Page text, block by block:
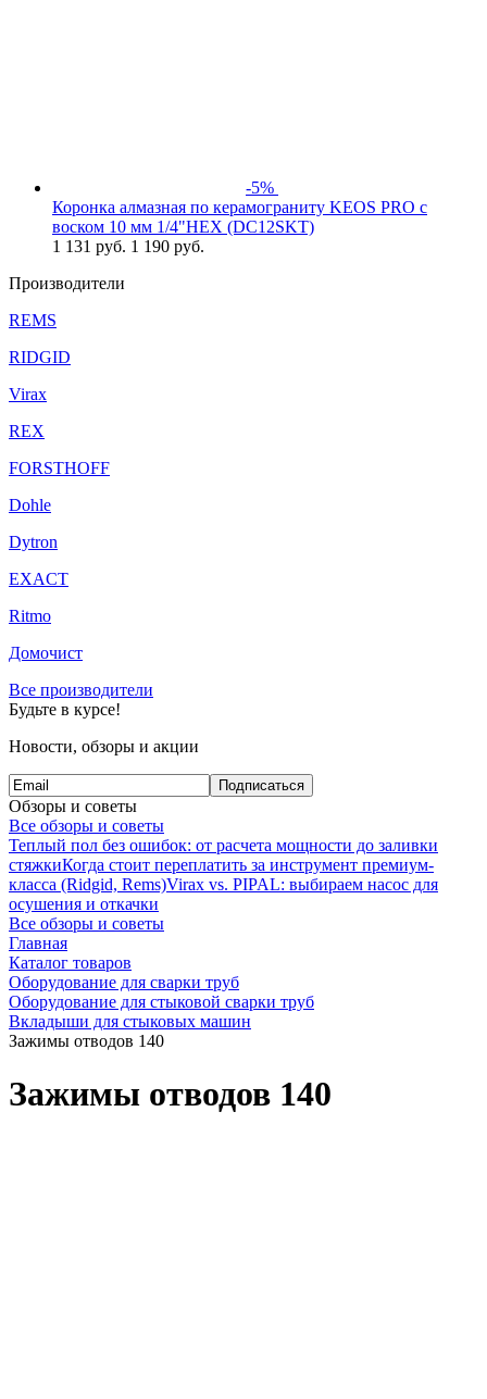
-5%
Коронка алмазная по керамограниту KEOS PRO с
воском 10 мм 1/4"HEX (DC12SKT)
1 131 руб. 1 190 руб.
Производители
REMS
RIDGID
Virax
REX
FORSTHOFF
Dohle
Dytron
EXACT
Ritmo
Домочист
Все производители
Будьте в курсе!
Новости, обзоры и акции
Подписаться
Обзоры и советы
Все обзоры и советы
Теплый пол без ошибок: от расчета мощности до заливки
стяжкиКогда стоит переплатить за инструмент премиум-
класса (Ridgid, Rems)Virax vs. PIPAL: выбираем насос для
осушения и откачки
Все обзоры и советы
Главная
Каталог товаров
Оборудование для сварки труб
Оборудование для стыковой сварки труб
Вкладыши для стыковых машин
Зажимы отводов 140
Зажимы отводов 140